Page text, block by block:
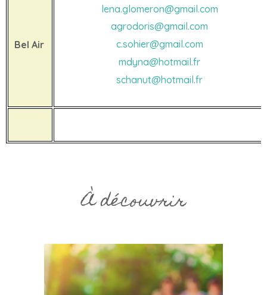
Bel Air
lena.glomeron@gmail.com
agrodoris@gmail.com
c.sohier@gmail.com
mdyna@hotmail.fr
schanut@hotmail.fr
À découvrir